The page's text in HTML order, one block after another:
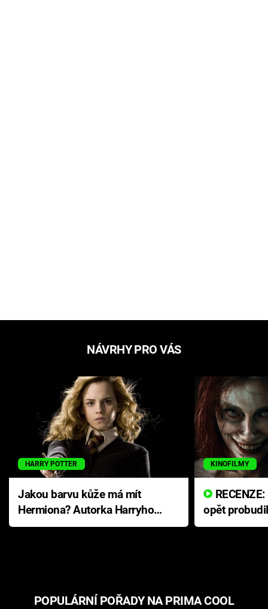
NÁVRHY PRO VÁS
HARRY POTTER
Jakou barvu kůže má mít
Hermiona? Autorka Harryho
Pottera přišla s ráznou
KINOFILMY
opět
přichází s
POPULÁRNÍ POŘADY NA PRIMA COOL